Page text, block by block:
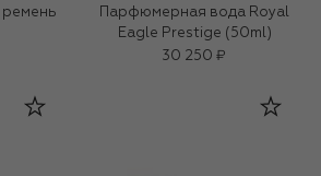
Парфюмерная вода Royal
Eagle Prestige (50ml)
30 250 ₽